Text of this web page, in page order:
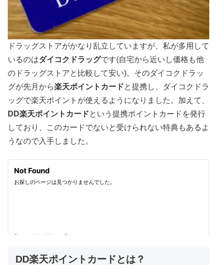
ドラッグストアがかなり乱立していますが、私が多用して
いるのはダイコクドラッグです(自宅から近いし価格も他
のドラッグストアと比較して安い)。そのダイコクドラッ
グが先月から楽天ポイントカードと提携し、ダイコクドラ
ッグで楽天ポイントが使えるようになりました。加えて、
DD楽天ポイントカードという提携ポイントカードを発行
しており、このカードでないと受けられない特典もあるよ
うなので入手しました。
DD楽天ポイントカードとは？